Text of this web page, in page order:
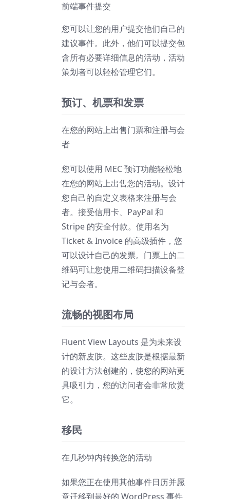
前端事件提交
您可以让您的用户提交他们自己的
建议事件。此外，他们可以提交包
含所有必要详细信息的活动，活动
策划者可以轻松管理它们。
预订、机票和发票
在您的网站上出售门票和注册与会
者
您可以使用 MEC 预订功能轻松地
在您的网站上出售您的活动。设计
您自己的自定义表格来注册与会
者。接受信用卡、PayPal 和
Stripe 的安全付款。使用名为
Ticket & Invoice 的高级插件，您
可以设计自己的发票。门票上的二
维码可让您使用二维码扫描设备登
记与会者。
流畅的视图布局
Fluent View Layouts 是为未来设
计的新皮肤。这些皮肤是根据最新
的设计方法创建的，使您的网站更
具吸引力，您的访问者会非常欣赏
它。
移民
在几秒钟内转换您的活动
如果您正在使用其他事件日历并愿
意迁移到最好的 WordPress 事件